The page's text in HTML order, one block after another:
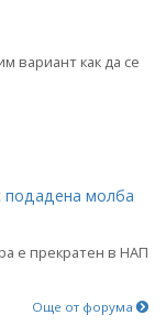
вариант как да се
подадена молба
е прекратен в НАП
Още от форума